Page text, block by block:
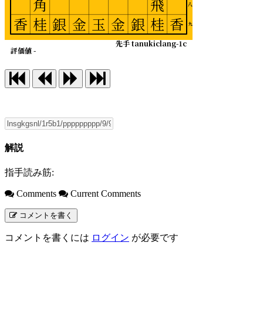
八
九
先手 tanukiclang-1c
評価値 -
香
飛
桂
銀
金
玉
金
銀
角
桂
香
解説
指手読み筋:
Comments Current Comments
コメントを書く
コメントを書くには ログイン が必要です